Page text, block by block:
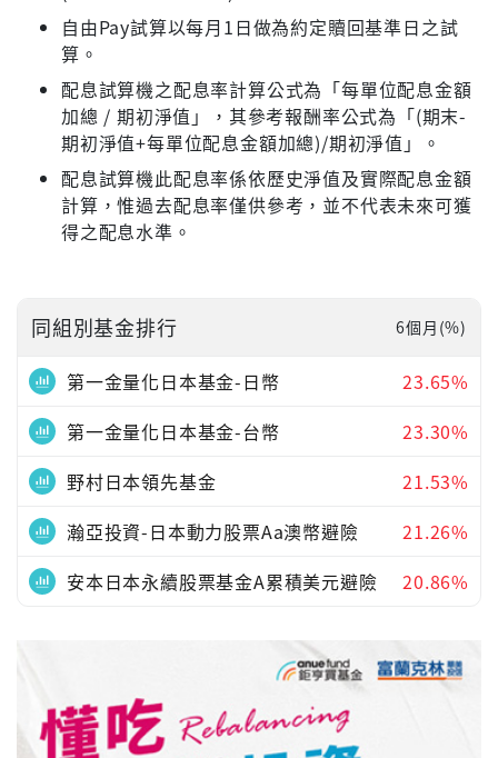
自由Pay試算以每月1日做為約定贖回基準日之試
算。
配息試算機之配息率計算公式為「每單位配息金額
加總 / 期初淨值」，其參考報酬率公式為「(期末-
期初淨值+每單位配息金額加總)/期初淨值」。
配息試算機此配息率係依歷史淨值及實際配息金額
計算，惟過去配息率僅供參考，並不代表未來可獲
得之配息水準。
同組別基金排行 6個月(%)
第一金量化日本基金-日幣
23.65%
第一金量化日本基金-台幣
23.30%
野村日本領先基金
21.53%
瀚亞投資-日本動力股票Aa澳幣避險
21.26%
安本日本永續股票基金A累積美元避險
20.86%